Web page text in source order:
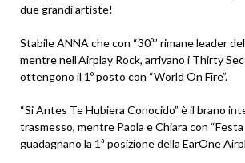
due grandi artiste!
Stabile ANNA che con “30º” rimane leader
mentre nell’Airplay Rock, arrivano i Thirty
ottengono il 1º posto con “World On Fire”.
“Si Antes Te Hubiera Conocido” è il brano
trasmesso, mentre Paola e Chiara con “Festa
guadagnano la 1ª posizione della EarOne